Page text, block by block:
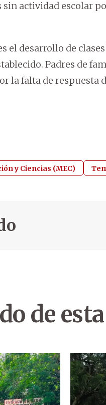
actividad escolar
el desarrollo de
Padres de
la falta de respuesta
y Ciencias (MEC)
de